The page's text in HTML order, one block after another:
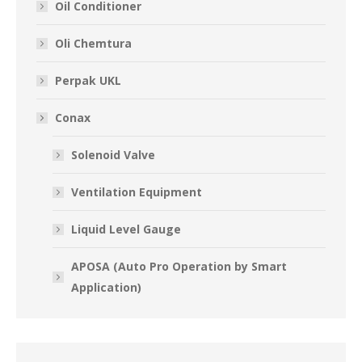
Oil Conditioner
Oli Chemtura
Perpak UKL
Conax
Solenoid Valve
Ventilation Equipment
Liquid Level Gauge
APOSA (Auto Pro Operation by Smart
Application)